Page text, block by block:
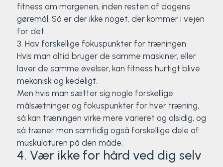
fitness om morgenen, inden resten af dagens
gøremål. Så er der ikke noget, der kommer i vejen
for det.
3. Hav forskellige fokuspunkter for træningen
Hvis man altid bruger de samme maskiner, eller
laver de samme øvelser, kan fitness hurtigt blive
mekanisk og kedeligt.
Men hvis man sætter sig nogle forskellige
målsætninger og fokuspunkter for hver træning,
så kan træningen virke mere varieret og alsidig, og
så træner man samtidig også forskellige dele af
muskulaturen på den måde.
4. Vær ikke for hård ved dig selv